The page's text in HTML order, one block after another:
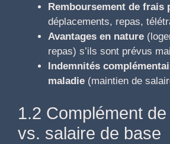
Remboursement de frais
déplacements, repas,
Avantages en nature
repas) s’ils sont prévus
Indemnités
maladie (maintien de
1.2 Complément
vs. salaire de base